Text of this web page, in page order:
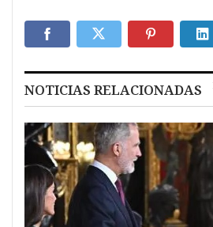
NOTICIAS RELACIONADAS